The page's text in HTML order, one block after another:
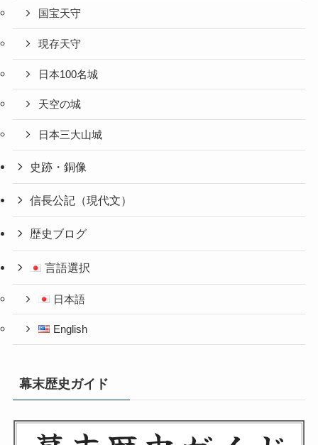
国宝天守
現存天守
日本100名城
天空の城
日本三大山城
史跡・銅像
信長公記（現代文）
歴史ブログ
言語選択
日本語
English
幕末歴史ガイド